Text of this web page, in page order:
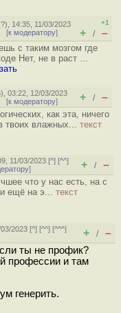
?), 14:35, 11/03/2023
[к модератору]
+1
+ / –
с таким мозгом где
Нет, не в раст ...
), 03:22, 12/03/2023
[к модератору] + / –
как эта, ничего
твоих влажных... текст
11/03/2023 [^] [^^]
] + / –
что у нас есть, на с
ещё на э... текст
2023 [^] [^^] [^^^]
+ / –
ты не профик?
профессии и там
генерить.